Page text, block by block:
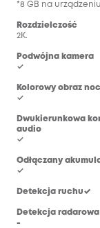
*8 GB na
Rozdzielczość
2K.
Podwójna kamera
✓
Kolorowy obraz
✓
Dwukierunkowa
audio
✓
Odłączany
✓
Detekcja ruchu✓
Detekcja radarowa
-